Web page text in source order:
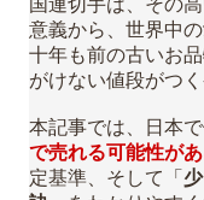
意義から、世界中
十年も前の古いお
がけない値段がつ
本記事では、日本
で売れる可能性が
定基準、そして「